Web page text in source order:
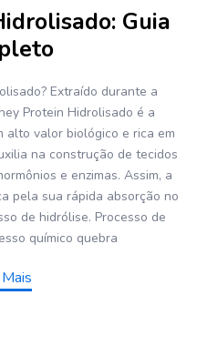
Guia
Extraído durante a
Protein Hidrolisado é a
alto valor biológico e rica em
na construção de tecidos
e enzimas. Assim, a
pela sua rápida absorção no
de hidrólise. Processo de
químico quebra